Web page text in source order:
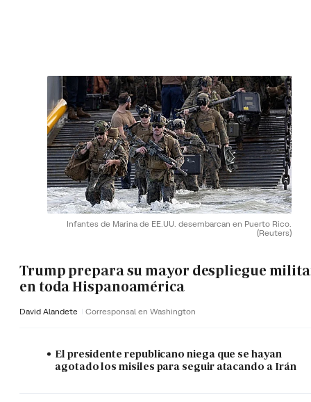
Infantes de Marina de EE.UU. desembarcan en Puerto Rico.
(Reuters)
Trump prepara su mayor despliegue
en toda Hispanoamérica
David Alandete Corresponsal en Washington
El presidente republicano niega que se hayan
agotado los misiles para seguir atacando a Irán